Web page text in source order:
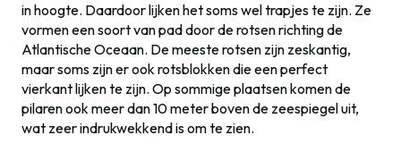
in hoogte. Daardoor lijken het soms wel trapjes te zijn. Ze
vormen een soort van pad door de rotsen richting de
Atlantische Oceaan. De meeste rotsen zijn zeskantig,
maar soms zijn er ook rotsblokken die een perfect
vierkant lijken te zijn. Op sommige plaatsen komen de
pilaren ook meer dan 10 meter boven de zeespiegel uit,
wat zeer indrukwekkend is om te zien.